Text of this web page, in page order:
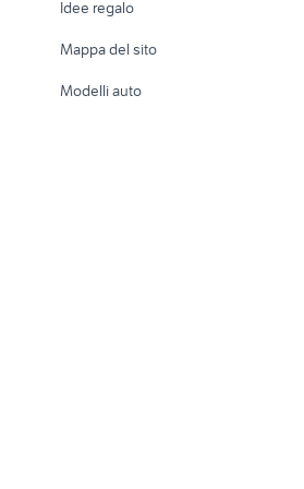
mahindra auto accessori auto
Garage e box
Loft, mansarde e
Idee regalo
Mappa del sito
Modelli auto